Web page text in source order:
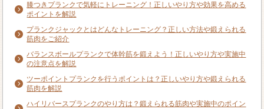
膝つきプランクで気軽にトレーニング！正しいやり方や効果を高める
ポイントを解説
プランクジャックとはどんなトレーニング？正しい方法や鍛えられる
筋肉をご紹介
バランスボールプランクで体幹筋を鍛えよう！正しいやり方や実施中
の注意点を解説
ツーポイントプランクを行うポイントは？正しいやり方や鍛えられる
筋肉を解説
ハイリバースプランクのやり方は？鍛えられる筋肉や実施中のポイン